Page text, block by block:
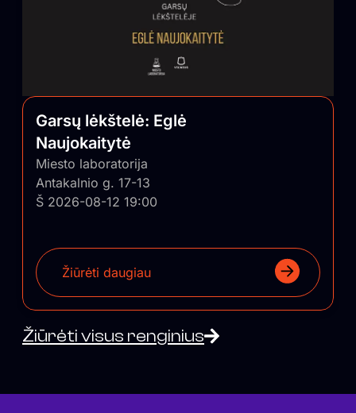
Garsų lėkštelė: Eglė
Naujokaitytė
Miesto laboratorija
Antakalnio g. 17-13
Š 2026-08-12 19:00
Žiūrėti daugiau
Žiūrėti visus renginius